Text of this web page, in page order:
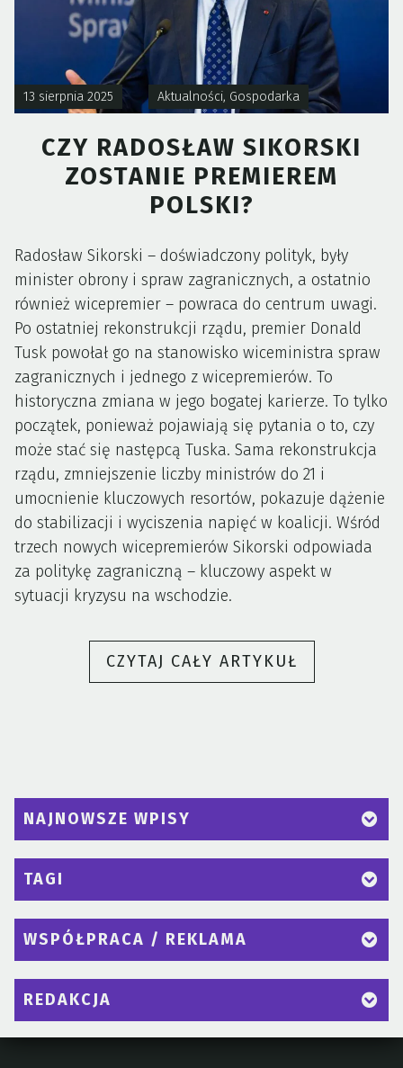
NATO”
13 sierpnia 2025 Aktualności, Gospodarka
CZY RADOSŁAW SIKORSKI
ZOSTANIE PREMIEREM
POLSKI?
Radosław Sikorski – doświadczony polityk, były
minister obrony i spraw zagranicznych, a ostatnio
również wicepremier – powraca do centrum uwagi.
Po ostatniej rekonstrukcji rządu, premier Donald
Tusk powołał go na stanowisko wiceministra spraw
zagranicznych i jednego z wicepremierów. To
historyczna zmiana w jego bogatej karierze. To tylko
początek, ponieważ pojawiają się pytania o to, czy
może stać się następcą Tuska. Sama rekonstrukcja
rządu, zmniejszenie liczby ministrów do 21 i
umocnienie kluczowych resortów, pokazuje dążenie
do stabilizacji i wyciszenia napięć w koalicji. Wśród
trzech nowych wicepremierów Sikorski odpowiada
za politykę zagraniczną – kluczowy aspekt w
sytuacji kryzysu na wschodzie.
CZYTAJ CAŁY ARTYKUŁ
RADOSŁAW
NAJNOWSZE WPISY
TAGI
WSPÓŁPRACA / REKLAMA
REDAKCJA